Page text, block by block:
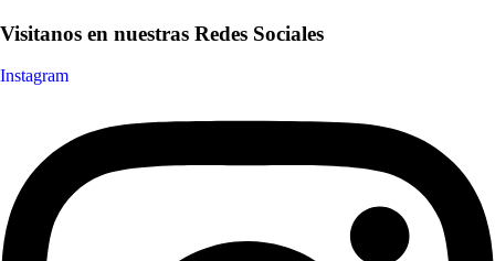
Visitanos en nuestras Redes Sociales
Instagram